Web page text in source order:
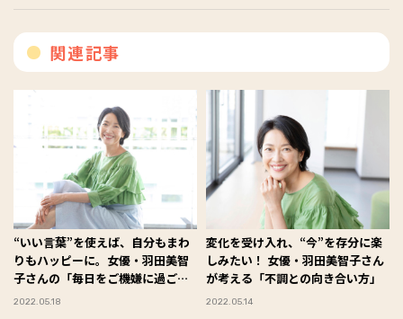
関連記事
“いい言葉”を使えば、自分もまわ
りもハッピーに。女優・羽田美智
子さんの「毎日をご機嫌に過ごす
秘訣」は？
2022.05.18
変化を受け入れ、“今”を存分に楽
しみたい！ 女優・羽田美智子さん
が考える「不調との向き合い方」
2022.05.14